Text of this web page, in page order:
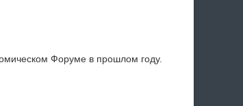
Форуме в прошлом году.